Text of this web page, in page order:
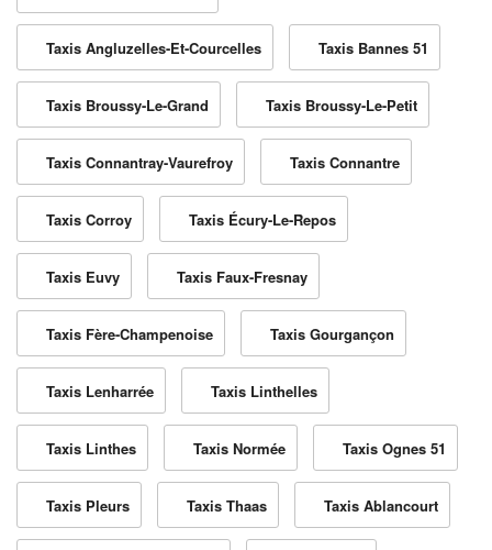
Taxis Angluzelles-Et-Courcelles Taxis Bannes 51
Taxis Broussy-Le-Grand Taxis Broussy-Le-Petit
Taxis Connantray-Vaurefroy Taxis Connantre
Taxis Corroy Taxis Écury-Le-Repos
Taxis Euvy Taxis Faux-Fresnay
Taxis Fère-Champenoise Taxis Gourgançon
Taxis Lenharrée Taxis Linthelles
Taxis Linthes Taxis Normée Taxis Ognes 51
Taxis Pleurs Taxis Thaas Taxis Ablancourt